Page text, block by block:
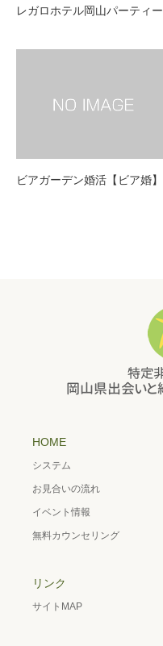
レガロホテル岡山パーティー
ビアガーデン婚活【ビア婚】
HOME
システム
お見合いの流れ
イベント情報
無料カウンセリング
リンク
サイトMAP